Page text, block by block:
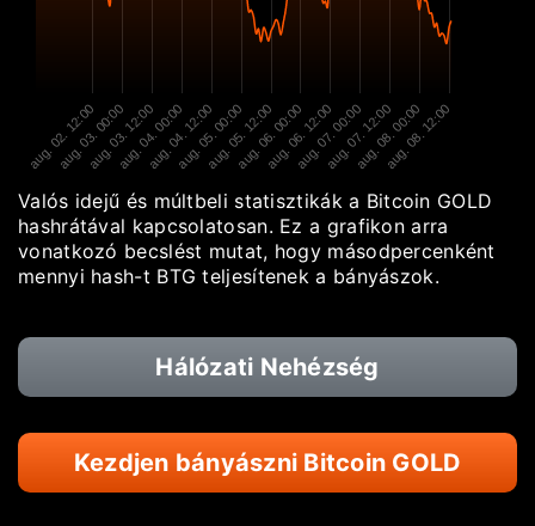
aug. 02. 12:00
aug. 03. 00:00
aug. 03. 12:00
aug. 04. 00:00
aug. 04. 12:00
aug. 05. 00:00
aug. 05. 12:00
aug. 06. 00:00
aug. 06. 12:00
aug. 07. 00:00
aug. 07. 12:00
aug. 08. 00:00
aug. 08. 12:00
Valós idejű és múltbeli statisztikák a Bitcoin GOLD
hashrátával kapcsolatosan. Ez a grafikon arra
vonatkozó becslést mutat, hogy másodpercenként
mennyi hash-t BTG teljesítenek a bányászok.
Hálózati Nehézség
Kezdjen bányászni Bitcoin GOLD